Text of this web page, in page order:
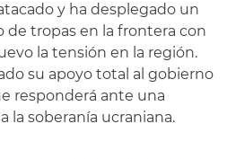
y ha desplegado un
tropas en la frontera con
la tensión en la región.
su apoyo total al gobierno
responderá ante una
la soberanía ucraniana.